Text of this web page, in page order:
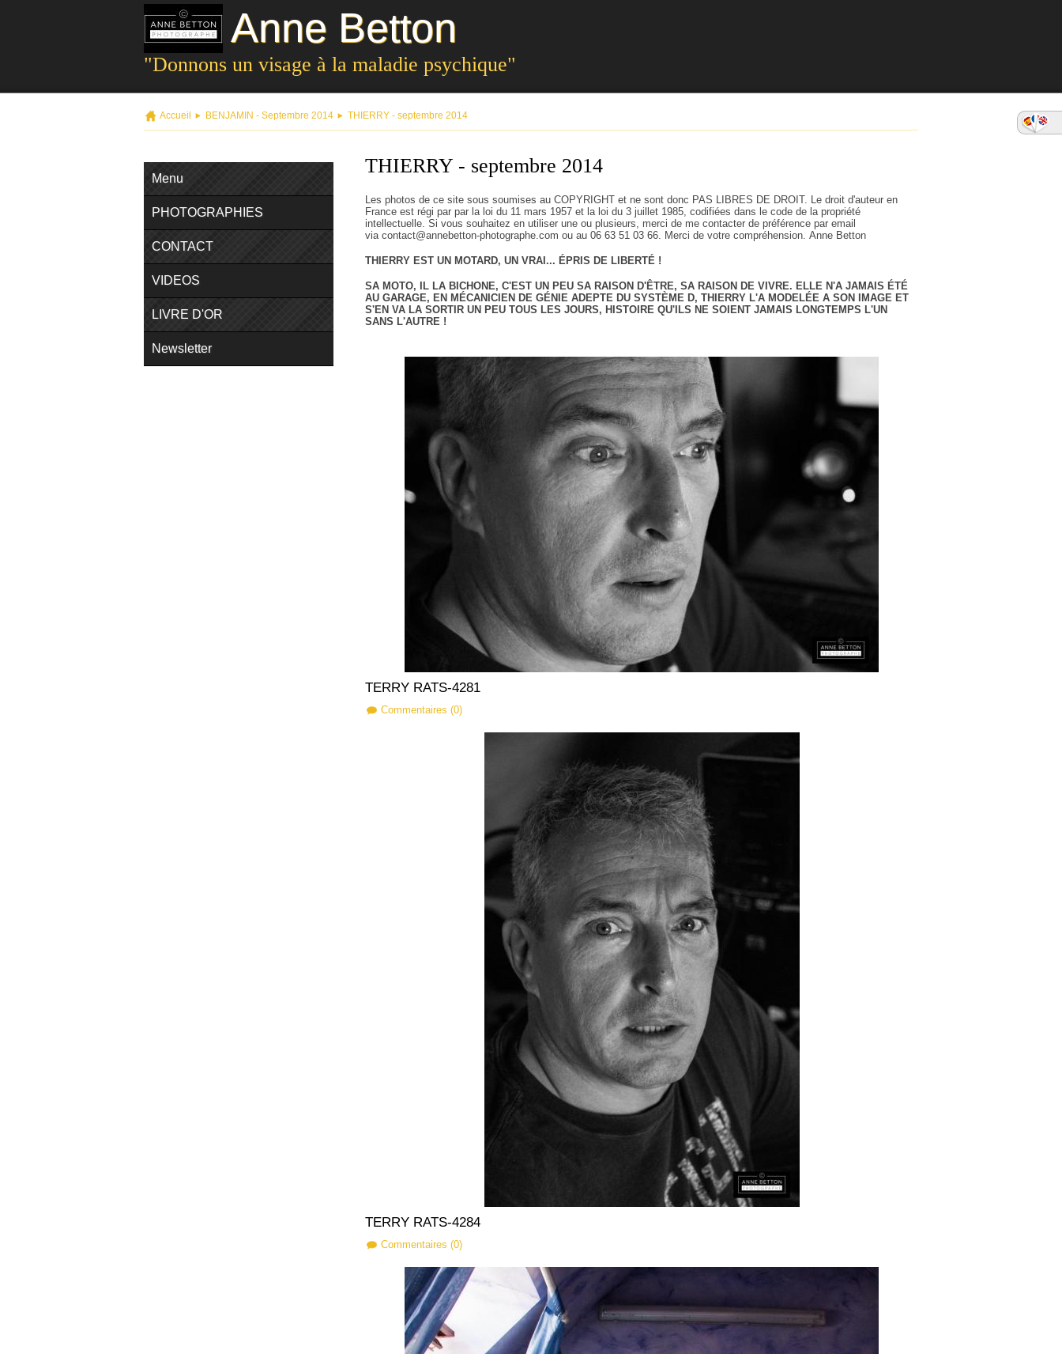
Anne Betton
"Donnons un visage à la maladie psychique"
Accueil BENJAMIN - Septembre 2014 THIERRY - septembre 2014
THIERRY - septembre 2014
Les photos de ce site sous soumises au COPYRIGHT et ne sont donc PAS LIBRES DE DROIT. Le droit d'auteur en
France est régi par par la loi du 11 mars 1957 et la loi du 3 juillet 1985, codifiées dans le code de la propriété
intellectuelle. Si vous souhaitez en utiliser une ou plusieurs, merci de me contacter de préférence par email
via contact@annebetton-photographe.com ou au 06 63 51 03 66. Merci de votre compréhension. Anne Betton
THIERRY EST UN MOTARD, UN VRAI... ÉPRIS DE LIBERTÉ !
SA MOTO, IL LA BICHONE, C'EST UN PEU SA RAISON D'ÊTRE, SA RAISON DE VIVRE. ELLE N'A JAMAIS ÉTÉ
AU GARAGE, EN MÉCANICIEN DE GÉNIE ADEPTE DU SYSTÈME D, THIERRY L'A MODELÉE A SON IMAGE ET
S'EN VA LA SORTIR UN PEU TOUS LES JOURS, HISTOIRE QU'ILS NE SOIENT JAMAIS LONGTEMPS L'UN
SANS L'AUTRE !
TERRY RATS-4281
Commentaires (0)
TERRY RATS-4284
Commentaires (0)
Menu
PHOTOGRAPHIES
CONTACT
VIDEOS
LIVRE D'OR
Newsletter